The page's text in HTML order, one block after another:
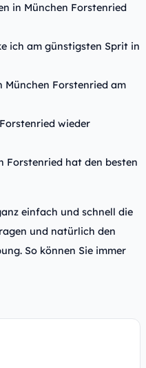
in München Forstenried
ich am günstigsten Sprit in
Forstenried am
wieder
Forstenried hat den besten
einfach und schnell die
und natürlich den
So können Sie immer